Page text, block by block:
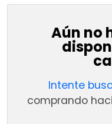
Aún no
Intente
comprando